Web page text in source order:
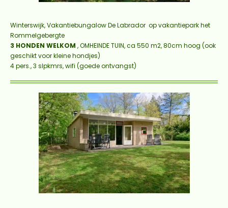
Winterswijk, VakantiebungalowDe Labrador op vakantiepark het
Rommelgebergte
3 HONDEN WELKOM , OMHEINDE TUIN, ca 550 m2, 80cm hoog (ook
geschikt voor kleine hondjes)
4 pers., 3 slpkmrs, wifi (goede ontvangst)